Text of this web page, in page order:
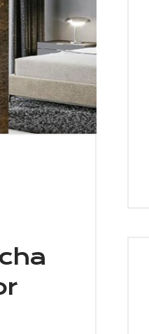
LAS
de Ari Maquinaria.